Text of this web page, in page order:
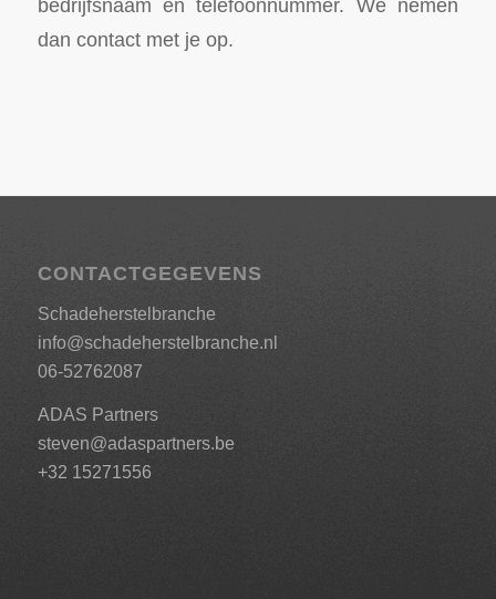
dan contact met je op.
CONTACTGEGEVENS
Schadeherstelbranche
info@schadeherstelbranche.nl
06-52762087
ADAS Partners
steven@adaspartners.be
+32 15271556